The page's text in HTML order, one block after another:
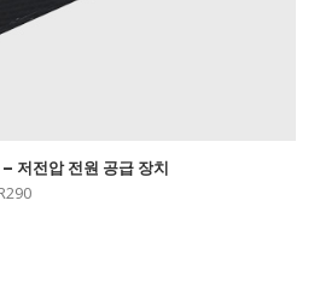
저전압 전원 공급 장치